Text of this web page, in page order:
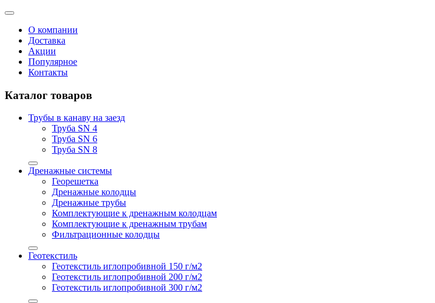
О компании
Доставка
Акции
Популярное
Контакты
Каталог товаров
Трубы в канаву на заезд
Труба SN 4
Труба SN 6
Труба SN 8
Дренажные системы
Георешетка
Дренажные колодцы
Дренажные трубы
Комплектующие к дренажным колодцам
Комплектующие к дренажным трубам
Фильтрационные колодцы
Геотекстиль
Геотекстиль иглопробивной 150 г/м2
Геотекстиль иглопробивной 200 г/м2
Геотекстиль иглопробивной 300 г/м2